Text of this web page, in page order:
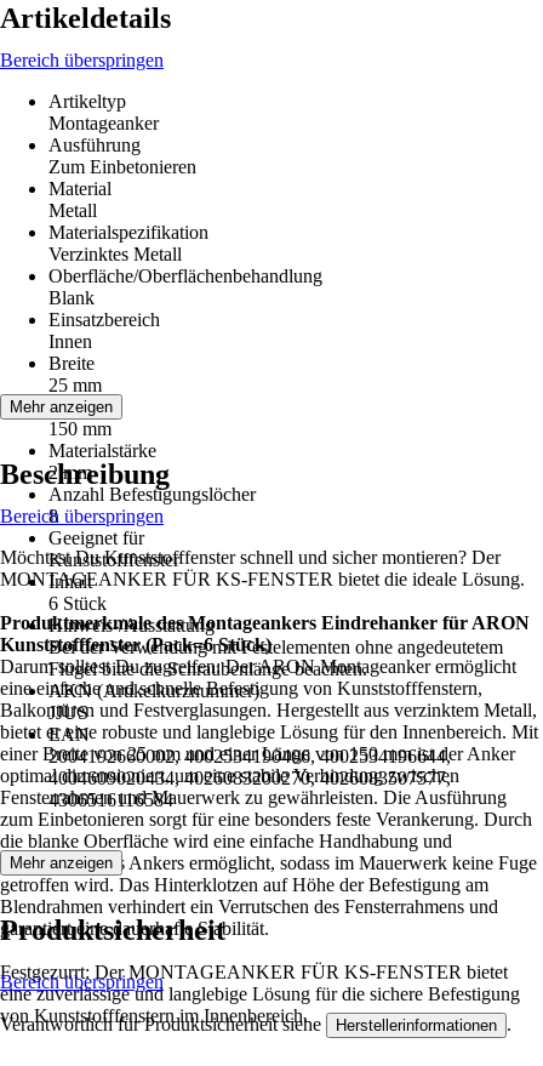
Artikeldetails
Bereich überspringen
Artikeltyp
Montageanker
Ausführung
Zum Einbetonieren
Material
Metall
Materialspezifikation
Verzinktes Metall
Oberfläche/Oberflächenbehandlung
Blank
Einsatzbereich
Innen
Breite
25 mm
Länge
150 mm
Materialstärke
2 mm
Anzahl Befestigungslöcher
8
Geeignet für
Kunststofffenster
Inhalt
6 Stück
Hinweis-/Ausstattung
Bei der Verwendung mit Festelementen ohne angedeutetem
Flügel bitte die Schraubenlänge beachten.
AKN (Artikelkurznummer)
JJUS
EAN
2004192660002, 4002534190406, 4002534196644,
4004609020434, 4026083200270, 4026083507577,
4306516116584
Mehr anzeigen
Beschreibung
Bereich überspringen
Möchtest Du Kunststofffenster schnell und sicher montieren? Der
MONTAGEANKER FÜR KS-FENSTER bietet die ideale Lösung.
Produktmerkmale des Montageankers Eindrehanker für ARON
Kunststofffenster (Pack=6 Stück)
Darum solltest Du zugreifen: Der ARON Montageanker ermöglicht
eine einfache und schnelle Befestigung von Kunststofffenstern,
Balkontüren und Festverglasungen. Hergestellt aus verzinktem Metall,
bietet er eine robuste und langlebige Lösung für den Innenbereich. Mit
einer Breite von 25 mm und einer Länge von 150 mm ist der Anker
optimal dimensioniert, um eine stabile Verbindung zwischen
Fensterrahmen und Mauerwerk zu gewährleisten. Die Ausführung
zum Einbetonieren sorgt für eine besonders feste Verankerung. Durch
die blanke Oberfläche wird eine einfache Handhabung und
Ausrichtung des Ankers ermöglicht, sodass im Mauerwerk keine Fuge
getroffen wird. Das Hinterklotzen auf Höhe der Befestigung am
Blendrahmen verhindert ein Verrutschen des Fensterrahmens und
garantiert eine dauerhafte Stabilität.
Festgezurrt: Der MONTAGEANKER FÜR KS-FENSTER bietet
eine zuverlässige und langlebige Lösung für die sichere Befestigung
von Kunststofffenstern im Innenbereich.
Mehr anzeigen
Produktsicherheit
Bereich überspringen
Verantwortlich für Produktsicherheit siehe Herstellerinformationen .